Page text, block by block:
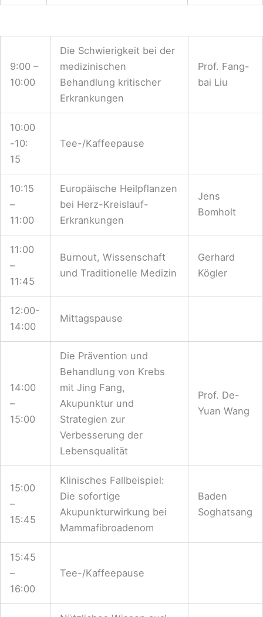
9:00 –
10:00
Die Schwierigkeit bei der
medizinischen
Behandlung kritischer
Erkrankungen
Prof. Fang-
bai Liu
10:00
-10:
15
Tee-/Kaffeepause
10:15
–
11:00
Europäische Heilpflanzen
bei Herz-Kreislauf-
Erkrankungen
Jens
Bomholt
11:00
–
11:45
Burnout, Wissenschaft
und Traditionelle Medizin
Gerhard
Kögler
12:00-
14:00
Mittagspause
14:00
–
15:00
Die Prävention und
Behandlung von Krebs
mit Jing Fang,
Akupunktur und
Strategien zur
Verbesserung der
Lebensqualität
Prof. De-
Yuan Wang
15:00
–
15:45
Klinisches Fallbeispiel:
Die sofortige
Akupunkturwirkung bei
Mammafibroadenom
Baden
Soghatsang
15:45
–
16:00
Tee-/Kaffeepause